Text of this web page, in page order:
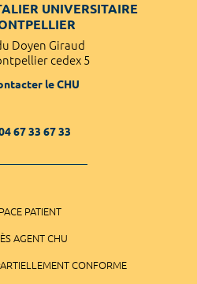
UNIVERSITAIRE
Doyen Giraud
cedex 5
le CHU
67 33 67 33
PATIENT
AGENT CHU
CONFORME